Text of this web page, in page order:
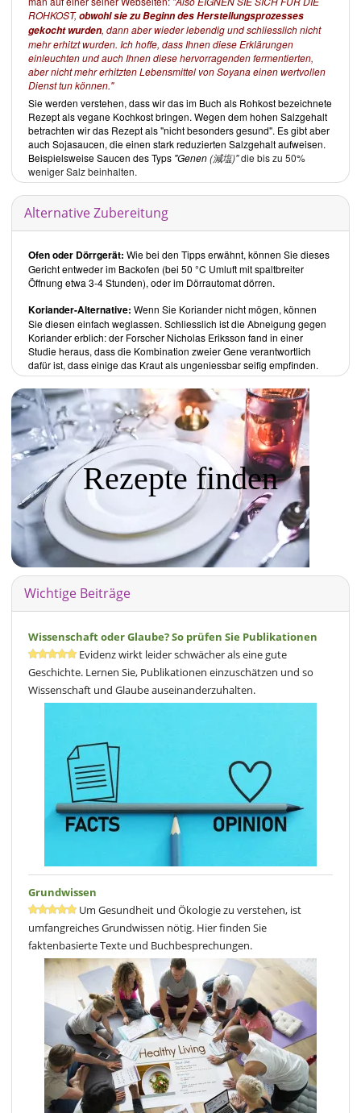
ROHKOST,obwohl sie zu Beginn des Herstellungsprozesses
gekocht wurden, dann aber wieder lebendig und schliesslich nicht
mehr erhitzt wurden. Ich hoffe, dass Ihnen diese Erklärungen
einleuchten und auch Ihnen diese hervorragenden fermentierten,
aber nicht mehr erhitzten Lebensmittel von Soyana einen wertvollen
Dienst tun können."
Sie werden verstehen, dass wir das im Buch als Rohkost bezeichnete
Rezept als vegane Kochkost bringen. Wegen dem hohen Salzgehalt
betrachten wir das Rezept als "nicht besonders gesund". Es gibt aber
auch Sojasaucen, die einen stark reduzierten Salzgehalt aufweisen.
Beispielsweise Saucen des Typs "Genen(減塩)"die bis zu 50%
weniger Salz beinhalten.
Alternative Zubereitung
Ofen oder Dörrgerät: Wie bei den Tipps erwähnt, können Sie dieses
Gericht entweder im Backofen (bei 50 °C Umluft mit spaltbreiter
Öffnung etwa 3-4 Stunden), oder im Dörrautomat dörren.
Koriander-Alternative: Wenn Sie Koriander nicht mögen, können
Sie diesen einfach weglassen. Schliesslich ist die Abneigung gegen
Koriander erblich: der Forscher Nicholas Eriksson fand in einer
Studie heraus, dass die Kombination zweier Gene verantwortlich
dafür ist, dass einige das Kraut als ungeniessbar seifig empfinden.
Rezepte finden
Wichtige Beiträge
Wissenschaft oder Glaube? So prüfen Sie Publikationen
Evidenz wirkt leider schwächer als eine gute
Geschichte. Lernen Sie, Publikationen einzuschätzen und so
Wissenschaft und Glaube auseinanderzuhalten.
Grundwissen
Um Gesundheit und Ökologie zu verstehen, ist
umfangreiches Grundwissen nötig. Hier finden Sie
faktenbasierte Texte und Buchbesprechungen.